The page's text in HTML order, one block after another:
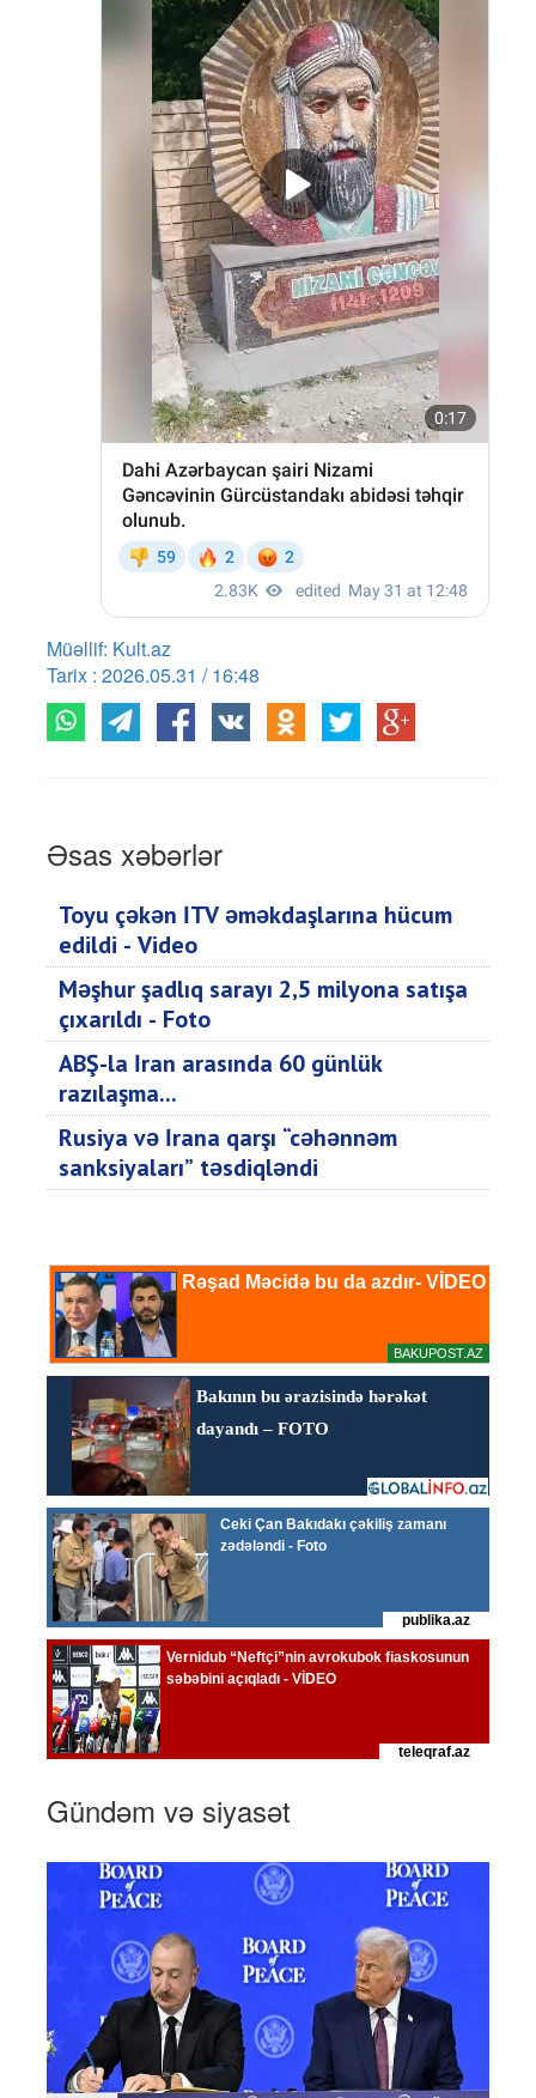
Müəllif: Kult.az
Tarix : 2026.05.31 / 16:48
Əsas xəbərlər
Toyu çəkən İTV əməkdaşlarına hücum
edildi - Video
Məşhur şadlıq sarayı 2,5 milyona satışa
çıxarıldı - Foto
ABŞ-la İran arasında 60 günlük
razılaşma...
Rusiya və İrana qarşı “cəhənnəm
sanksiyaları” təsdiqləndi
Gündəm və siyasət